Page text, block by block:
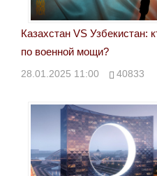
Казахстан VS Узбекистан:
по военной мощи?
28.01.2025 11:00 40833